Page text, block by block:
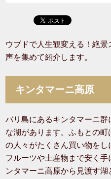
ウブドで人生観変える！絶
声を集めて紹介します。
キンタマーニ高原
バリ島にあるキンタマーニ
な湖があります。ふもとの
の人々がたくさん買い物を
フルーツや土産物まで安く
ンタマーニ高原から見渡す